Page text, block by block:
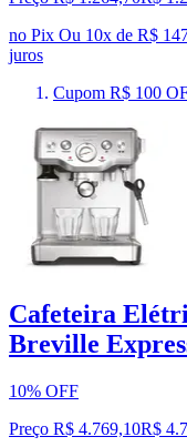
no Pix Ou 10x de R$
juros
Cupom R$ 100
Cafeteira
Breville
10% OFF
Preço R$ 4.769,10R$